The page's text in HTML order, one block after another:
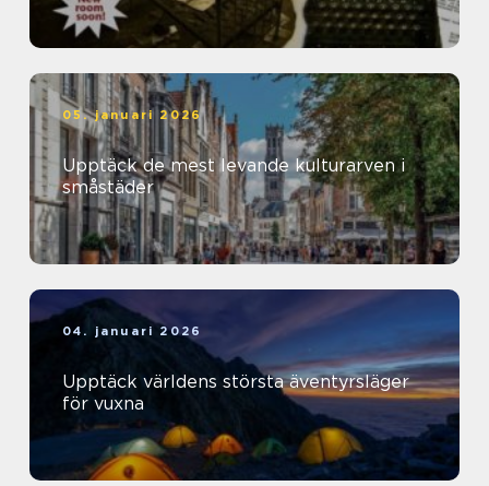
05. januari 2026
Upptäck de mest levande kulturarven i
småstäder
04. januari 2026
Upptäck världens största äventyrsläger
för vuxna